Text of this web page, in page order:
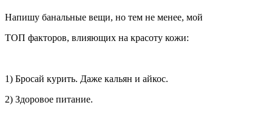
Напишу банальные вещи, но тем не менее, мой
ТОП факторов, влияющих на красоту кожи:
1) Бросай курить. Даже кальян и айкос.
2) Здоровое питание.